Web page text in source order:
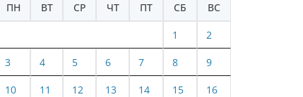
ПН
ВТ СР ЧТ ПТ СБ ВС
1 2
3 4 5 6 7 8 9
10 11 12 13 14 15 16